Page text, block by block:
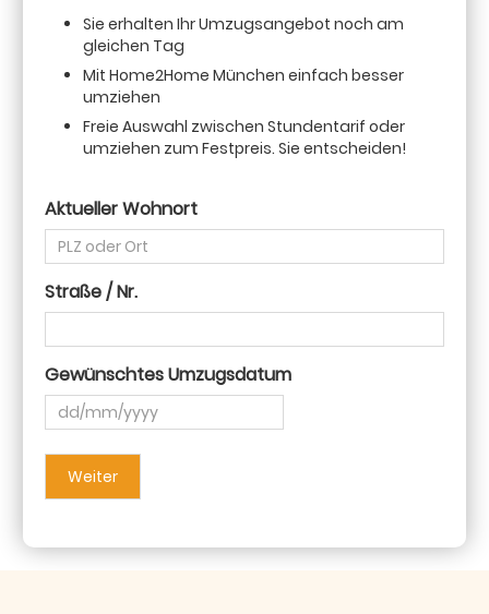
Sie erhalten Ihr Umzugsangebot noch am
gleichen Tag
Mit Home2Home München einfach besser
umziehen
Freie Auswahl zwischen Stundentarif oder
umziehen zum Festpreis. Sie entscheiden!
Aktueller Wohnort
Straße / Nr.
Gewünschtes Umzugsdatum
TT
Schrägstrich